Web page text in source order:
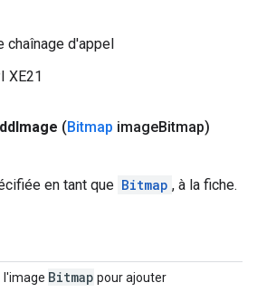
chaînage d'appel
XE21
Image (Bitmap imageBitmap)
en tant que Bitmap , à la fiche.
l'image Bitmap pour ajouter